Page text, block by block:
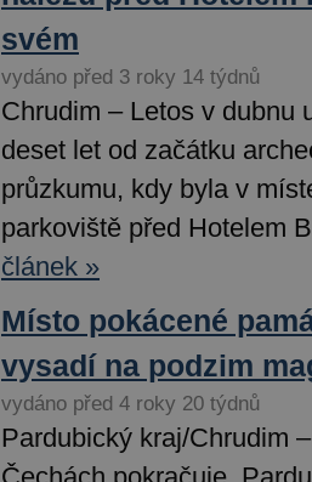
svém
vydáno před 3 roky 14 týdnů
Chrudim – Letos v dubnu
deset let od začátku
průzkumu, kdy byla v
parkoviště před Hotelem
článek »
Místo pokácené
vysadí na podzim
vydáno před 4 roky 20 týdnů
Pardubický kraj/Chrudim